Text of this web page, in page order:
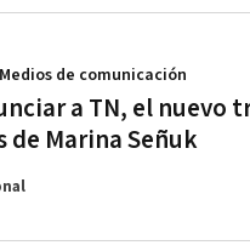
a TN, el nuevo
de Marina Señuk
de comunicación